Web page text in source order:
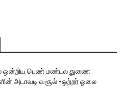
ஒன்றிய பெண் மண்டல துணை
அடாவடி வசூல் -ஒற்றர் ஓலை